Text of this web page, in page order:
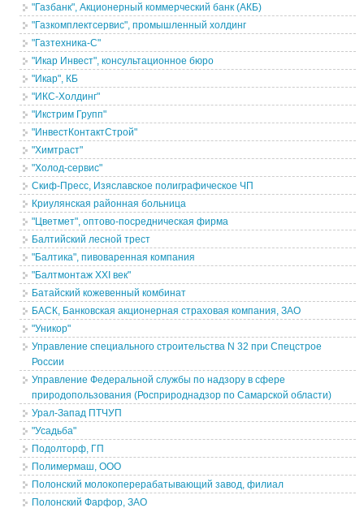
"Газбанк", Акционерный коммерческий банк (АКБ)
"Газкомплектсервис", промышленный холдинг
"Газтехника-С"
"Икар Инвест", консультационное бюро
"Икар", КБ
"ИКС-Холдинг"
"Икстрим Групп"
"ИнвестКонтактСтрой"
"Химтраст"
"Холод-сервис"
Скиф-Пресс, Изяславское полиграфическое ЧП
Криулянская районная больница
"Цветмет", оптово-посредническая фирма
Балтийский лесной трест
"Балтика", пивоваренная компания
"Балтмонтаж XXI век"
Батайский кожевенный комбинат
БАСК, Банковская акционерная страховая компания, ЗАО
"Уникор"
Управление специального строительства N 32 при Спецстрое
России
Управление Федеральной службы по надзору в сфере
природопользования (Росприроднадзор по Самарской области)
Урал-Запад ПТЧУП
"Усадьба"
Подолторф, ГП
Полимермаш, ООО
Полонский молокоперерабатывающий завод, филиал
Полонский Фарфор, ЗАО